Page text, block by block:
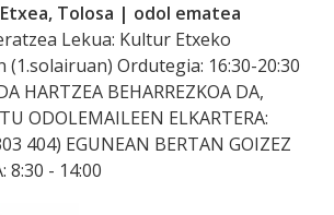
Tolosa | odol ematea
Lekua: Kultur Etxeko
Ordutegia: 16:30-20:30
HARTZEA BEHARREZKOA DA,
ODOLEMAILEEN ELKARTERA:
404) EGUNEAN BERTAN GOIZEZ
8:30 - 14:00